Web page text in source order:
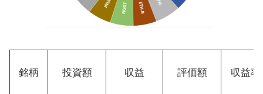
銘柄 投資額 収益 評価額 収益率